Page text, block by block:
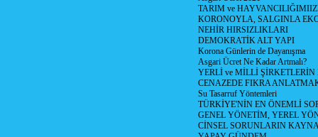
TARIM ve
KORONOYLA, SALGINLA
NEHİR HIRSIZLIKLARI
DEMOKRATİK ALT YAPI
Korona Günlerin de Dayanışma
Asgari Ücret Ne Kadar Artmalı?
YERLİ ve MİLLİ
CENAZEDE FIKRA
Su Tasarruf Yöntemleri
TÜRKİYE'NİN EN ÖNEMLİ
GENEL YÖNETİM, YEREL
CİNSEL SORUNLARIN